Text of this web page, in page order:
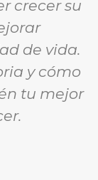
crecer su
de vida.
y cómo
tu mejor